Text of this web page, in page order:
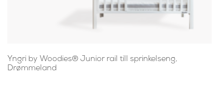
Yngri by Woodies® Junior rail till sprinkelseng,
Drømmeland